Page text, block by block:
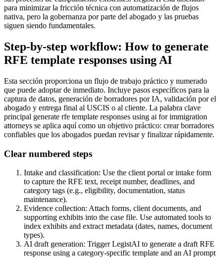
para minimizar la fricción técnica con automatización de flujos
nativa, pero la gobernanza por parte del abogado y las pruebas
siguen siendo fundamentales.
Step-by-step workflow: How to generate
RFE template responses using AI
Esta sección proporciona un flujo de trabajo práctico y numerado
que puede adoptar de inmediato. Incluye pasos específicos para la
captura de datos, generación de borradores por IA, validación por el
abogado y entrega final al USCIS o al cliente. La palabra clave
principal generate rfe template responses using ai for immigration
attorneys se aplica aquí como un objetivo práctico: crear borradores
confiables que los abogados puedan revisar y finalizar rápidamente.
Clear numbered steps
Intake and classification: Use the client portal or intake form
to capture the RFE text, receipt number, deadlines, and
category tags (e.g., eligibility, documentation, status
maintenance).
Evidence collection: Attach forms, client documents, and
supporting exhibits into the case file. Use automated tools to
index exhibits and extract metadata (dates, names, document
types).
AI draft generation: Trigger LegistAI to generate a draft RFE
response using a category-specific template and an AI prompt